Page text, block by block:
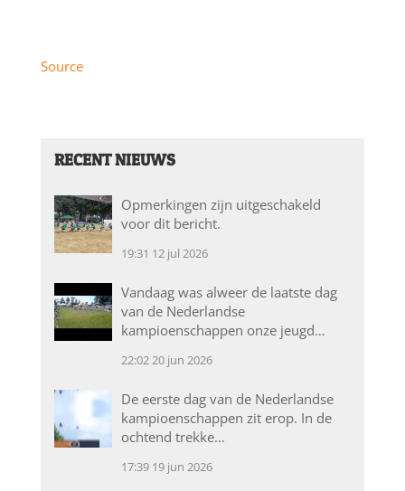
Source
RECENT NIEUWS
Opmerkingen zijn uitgeschakeld
voor dit bericht.
19:31 12 jul 2026
Vandaag was alweer de laatste dag
van de Nederlandse
kampioenschappen onze jeugd…
22:0220 jun 2026
De eerste dag van de Nederlandse
kampioenschappen zit erop. In de
ochtend trekke…
17:39 19 jun 2026